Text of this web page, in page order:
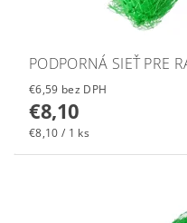
PODPORNÁ SIEŤ PRE
€6,59 bez DPH
€8,10
€8,10 / 1 ks